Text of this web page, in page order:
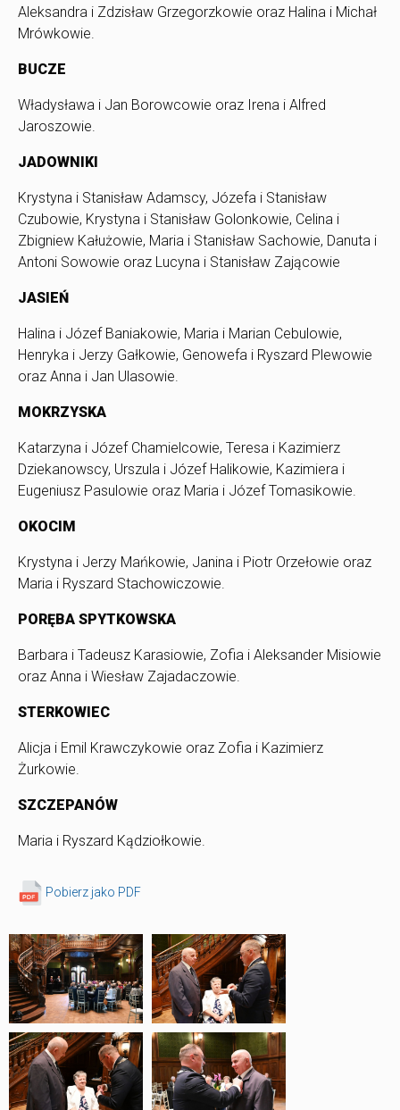
Aleksandra i Zdzisław Grzegorzkowie oraz Halina i Michał
Mrówkowie.
BUCZE
Władysława i Jan Borowcowie oraz Irena i Alfred
Jaroszowie.
JADOWNIKI
Krystyna i Stanisław Adamscy, Józefa i Stanisław
Czubowie, Krystyna i Stanisław Golonkowie, Celina i
Zbigniew Kałużowie, Maria i Stanisław Sachowie, Danuta i
Antoni Sowowie oraz Lucyna i Stanisław Zającowie
JASIEŃ
Halina i Józef Baniakowie, Maria i Marian Cebulowie,
Henryka i Jerzy Gałkowie, Genowefa i Ryszard Plewowie
oraz Anna i Jan Ulasowie.
MOKRZYSKA
Katarzyna i Józef Chamielcowie, Teresa i Kazimierz
Dziekanowscy, Urszula i Józef Halikowie, Kazimiera i
Eugeniusz Pasulowie oraz Maria i Józef Tomasikowie.
OKOCIM
Krystyna i Jerzy Mańkowie, Janina i Piotr Orzełowie oraz
Maria i Ryszard Stachowiczowie.
PORĘBA SPYTKOWSKA
Barbara i Tadeusz Karasiowie, Zofia i Aleksander Misiowie
oraz Anna i Wiesław Zajadaczowie.
STERKOWIEC
Alicja i Emil Krawczykowie oraz Zofia i Kazimierz
Żurkowie.
SZCZEPANÓW
Maria i Ryszard Kądziołkowie.
Pobierz jako PDF